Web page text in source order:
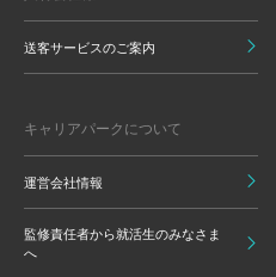
送客サービスのご案内
キャリアパークについて
運営会社情報
監修責任者から就活生のみなさま
へ